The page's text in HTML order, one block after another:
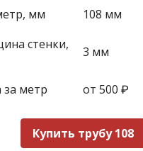
мм
108 мм
стенки,
3 мм
за метр от 500 ₽
Купить трубу 108